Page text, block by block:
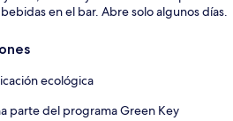
en el bar. Abre solo algunos días.
ecológica
parte del programa Green Key